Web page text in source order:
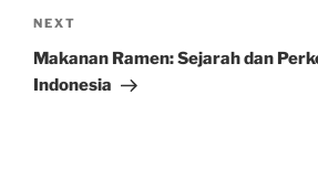
Next
Post
NEXT
Makanan Ramen: Sejarah dan
Indonesia